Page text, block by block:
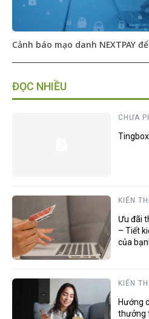
Cảnh báo mạo danh NEXTPAY
ĐỌC NHIỀU
CHƯA
KIẾN
Ưu đãi
– Tiết
của bạn!
KIẾN
Hướng
thưởng